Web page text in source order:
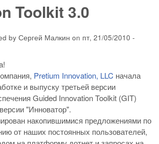
Toolkit 3.0
by Сергей Малкин on пт, 21/05/2010 -
Pretium Innovation, LLC начала
и выпуску третьей версии
Guided Innovation Toolkit (GIT)
"Инноватор".
накопившимися предложениями по
от наших постоянных пользователей,